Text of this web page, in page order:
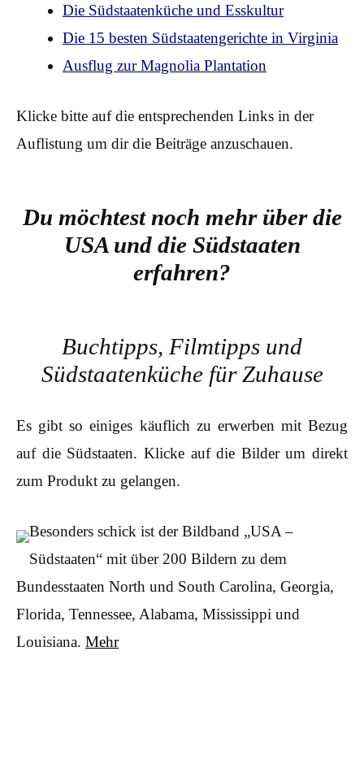
Die Südstaatenküche und Esskultur
Die 15 besten Südstaatengerichte in Virginia
Ausflug zur Magnolia Plantation
Klicke bitte auf die entsprechenden Links in der
Auflistung um dir die Beiträge anzuschauen.
Du möchtest noch mehr über die
USA und die Südstaaten
erfahren?
Buchtipps, Filmtipps und
Südstaatenküche für Zuhause
Es gibt so einiges käuflich zu erwerben mit Bezug
auf die Südstaaten. Klicke auf die Bilder um direkt
zum Produkt zu gelangen.
Besonders schick ist derBildband „USA –
Südstaaten“ mit über 200 Bildern zu dem
Bundesstaaten North und South Carolina, Georgia,
Florida, Tennessee, Alabama, Mississippi und
Louisiana. Mehr